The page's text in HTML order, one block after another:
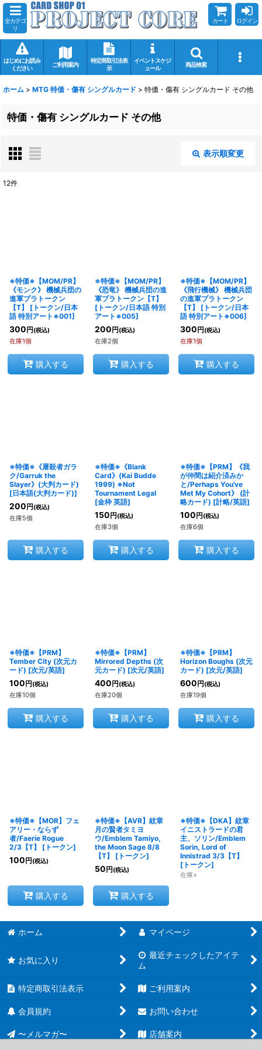
全カテゴ
リ
カート ログイン
はじめにお読み
ください
ご利用案内
特定商取引法表
示
イベントスケジ
ュール
商品検索
ホーム > MTG 特価・傷有 シングルカード > 特価・傷有 シングルカード その他
特価・傷有 シングルカード その他
表示順変更
絞り込む
12件
※特価※【MOM/PR】
《モンク》 機械兵団の
進軍プラトークン
【T】
[ トークン/日本
語 特別アート※001]
300 円 (税込)
在庫1個
購入する
※特価※【MOM/PR】
《恐竜》 機械兵団の進
軍プラトークン【T】
[トークン/日本語 特別
アート※005]
200 円 (税込)
在庫2個
購入する
※特価※【MOM/PR】
《飛行機械》 機械兵団
の進軍プラトークン
【T】
[トークン/日本
語 特別アート※006]
300 円 (税込)
在庫1個
購入する
※特価※《屠殺者ガラ
ク/Garruk the
Slayer》(大判カード)
[日本語(大判カード)]
200 円 (税込)
在庫5個
購入する
※特価※《Blank
Card》(Kai Budde
1999) ※Not
Tournament Legal
[金枠 英語]
150 円 (税込)
在庫3個
購入する
※特価※【PRM】《我
が仲間は紹介済みか
と/Perhaps You've
Met My Cohort》 (計
略カード) [計略/英語]
100 円 (税込)
在庫6個
購入する
※特価※【PRM】
Tember City (次元カ
ード) [次元/英語]
100 円 (税込)
在庫10個
購入する
※特価※【PRM】
Mirrored Depths (次
元カード) [次元/英語]
400 円 (税込)
在庫20個
購入する
※特価※【PRM】
Horizon Boughs (次元
カード) [次元/英語]
600 円 (税込)
在庫19個
購入する
※特価※【MOR】フェ
アリー・ならず
者/Faerie Rogue
2/3【T】
[ トークン]
100 円 (税込)
購入する
※特価※【AVR】紋章
月の賢者タミヨ
ウ/Emblem Tamiyo,
the Moon Sage 8/8
【T】
[トークン]
50 円 (税込)
購入する
※特価※【DKA】紋章
イニストラードの君
主、ソリン/Emblem
Sorin, Lord of
Innistrad 3/3【T】
[トークン]
在庫×
ホーム マイページ
お気に入り
最近チェックしたアイテ
ム
特定商取引法表示 ご利用案内
会員規約 お問い合わせ
〜メルマガ〜 店舗案内